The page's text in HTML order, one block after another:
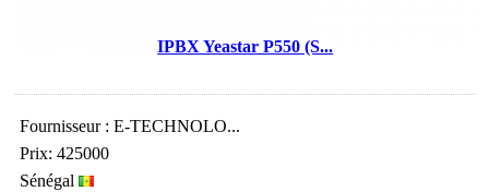
IPBX Yeastar P550 (S...
Fournisseur : E-TECHNOLO...
Prix: 425000
Sénégal